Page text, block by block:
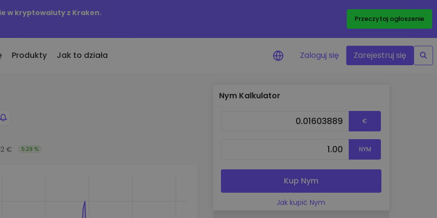
w kryptowaluty z Kraken.
Przeczytaj ogłoszenie
dodane do Kriptomat
to warte
Produkty
Analiza portfolio
Jak to działa Zaloguj się Zarejestruj się
€ 5.29 %
Nym Kalkulator
€
NYM
Kup Nym
Jak kupić Nym